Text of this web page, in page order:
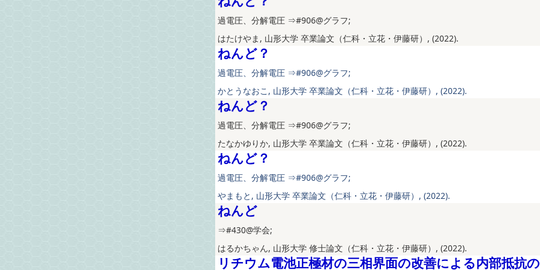
過電圧、分解電圧 ⇒#906@グラフ;
はたけやま, 山形大学 卒業論文（仁科・立花・伊藤研）, (2022).
ねんど？
過電圧、分解電圧 ⇒#906@グラフ;
かとうなおこ, 山形大学 卒業論文（仁科・立花・伊藤研）, (2022).
ねんど？
過電圧、分解電圧 ⇒#906@グラフ;
たなかゆりか, 山形大学 卒業論文（仁科・立花・伊藤研）, (2022).
ねんど？
過電圧、分解電圧 ⇒#906@グラフ;
やまもと, 山形大学 卒業論文（仁科・立花・伊藤研）, (2022).
ねんど
⇒#430@学会;
はるかちゃん, 山形大学 修士論文（仁科・立花・伊藤研）, (2022).
リチウム電池正極材の三相界面の改善による内部抵抗